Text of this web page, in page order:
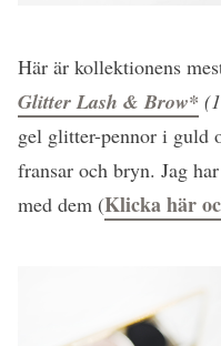
Här är kollektionens
Glitter Lash & Brow*
gel glitter-pennor i guld
fransar och bryn. Jag
med dem (Klicka här